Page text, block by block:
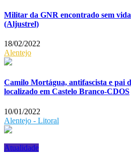
Militar da GNR encontrado sem
(Aljustrel)
18/02/2022
Alentejo
Camilo Mortágua, antifascista e pai
localizado em Castelo Branco-CDOS
10/01/2022
Alentejo - Litoral
Atualidade